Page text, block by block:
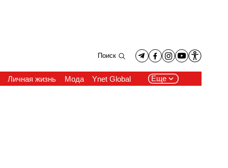
Поиск
Личная жизнь Мода Ynet Global Еще